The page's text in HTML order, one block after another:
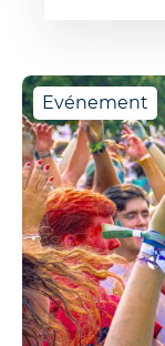
Evénement